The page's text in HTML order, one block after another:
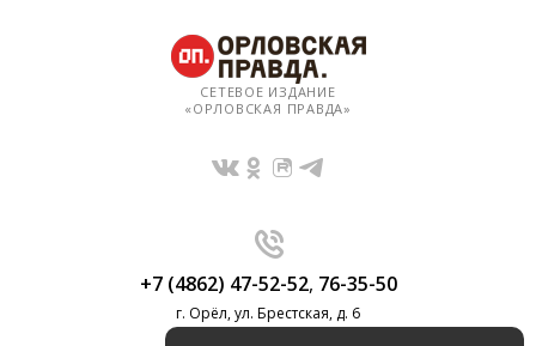
СЕТЕВОЕ ИЗДАНИЕ
«ОРЛОВСКАЯ ПРАВДА»
+7 (4862) 47-52-52, 76-35-50
г. Орёл, ул. Брестская, д. 6